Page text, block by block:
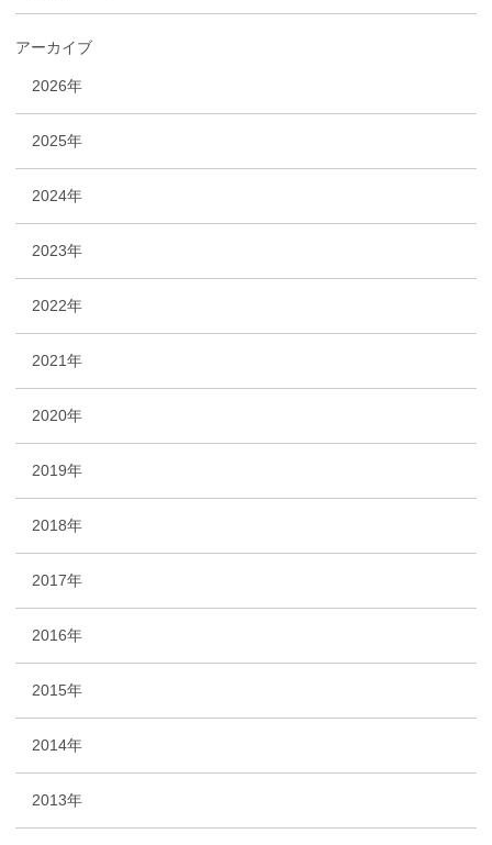
アーカイブ
2026年
2025年
2024年
2023年
2022年
2021年
2020年
2019年
2018年
2017年
2016年
2015年
2014年
2013年